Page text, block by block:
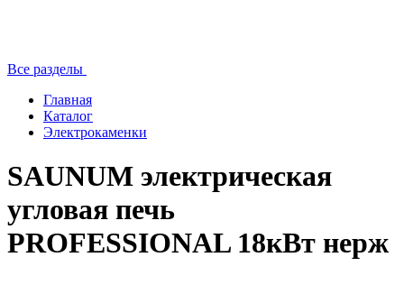
Все разделы
Главная
Каталог
Электрокаменки
SAUNUM электрическая
угловая печь
PROFESSIONAL 18кВт нерж